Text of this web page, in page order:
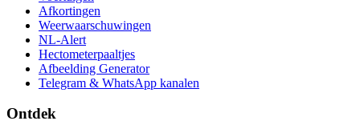
Afkortingen
Weerwaarschuwingen
NL-Alert
Hectometerpaaltjes
Afbeelding Generator
Telegram & WhatsApp kanalen
Ontdek